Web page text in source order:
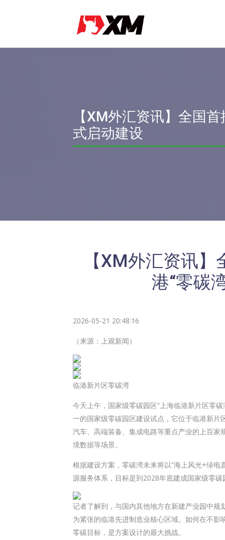
【XM外汇资讯】全国
式启动建设
【XM外汇资讯
港“零碳
2026-05-21 20:48:16
（来源：上观新闻）
临港新片区零碳湾
今天上午，国家级零碳园区“上海临港新片区零
一的国家级零碳园区建设试点，它位于临港新
汽车、高端装备、集成电路等重点产业的上百
境数据等场景。
根据建设方案，零碳湾未来将以“海上风光+绿
源服务体系，目标是到2028年底建成国家级零
记者了解到，与国内其他地方在新建产业园中
为紧张的临港先进制造业核心区域。如何在不
零碳目标，是方案设计的最大挑战。